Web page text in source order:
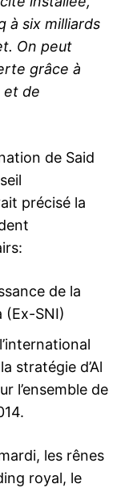
à six milliards
On peut
grâce à
et de
de Said
précisé la
de la
(Ex-SNI)
stratégie d’Al
l’ensemble de
les rênes
royal, le